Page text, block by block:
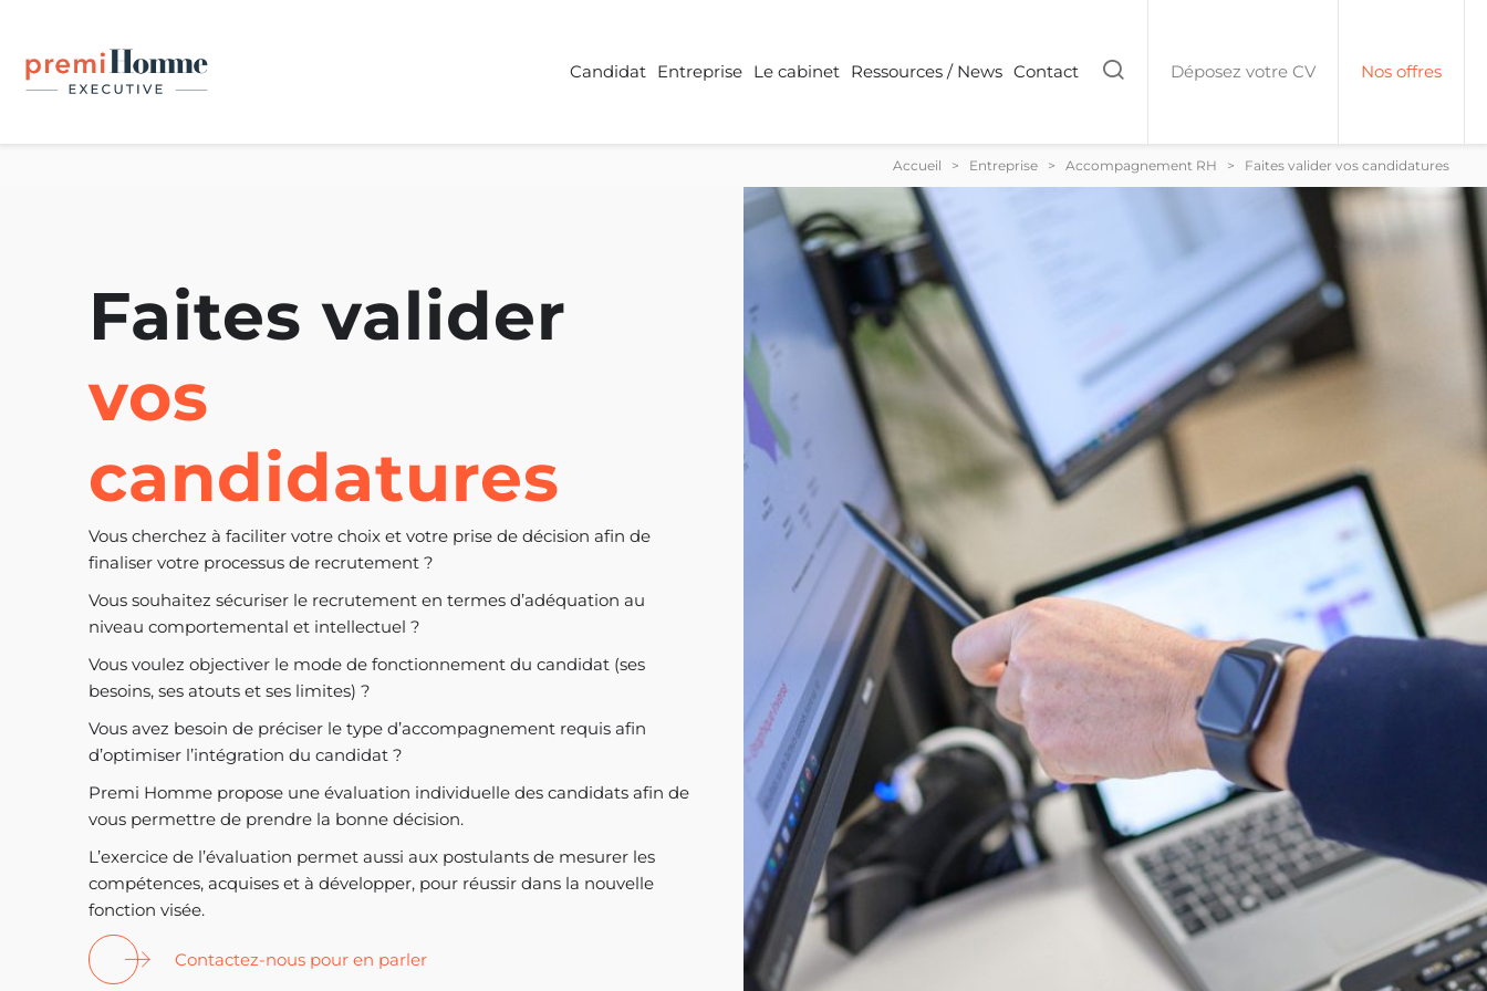
Candidat Entreprise Le cabinet Ressources / News Contact RechercherDéposez votre CV Nos offres
Accueil > Entreprise> Accompagnement RH > Faites valider vos candidatures
Faites valider
vos
candidatures
Vous cherchez à faciliter votre choix et votre prise de décision afin de
finaliser votre processus de recrutement ?
Vous souhaitez sécuriser le recrutement en termes d’adéquation au
niveau comportemental et intellectuel ?
Vous voulez objectiver le mode de fonctionnement du candidat (ses
besoins, ses atouts et ses limites) ?
Vous avez besoin de préciser le type d’accompagnement requis afin
d’optimiser l’intégration du candidat ?
Premi Homme propose une évaluation individuelle des candidats afin de
vous permettre de prendre la bonne décision.
L’exercice de l’évaluation permet aussi aux postulants de mesurer les
compétences, acquises et à développer, pour réussir dans la nouvelle
fonction visée.
Contactez-nous pour en parler